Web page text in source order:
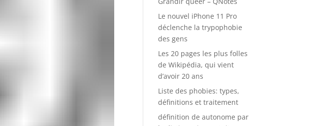
Le nouvel iPhone 11 Pro
déclenche la trypophobie
des gens
Les 20 pages les plus folles
de Wikipédia, qui vient
d’avoir 20 ans
Liste des phobies: types,
définitions et traitement
définition de autonome par